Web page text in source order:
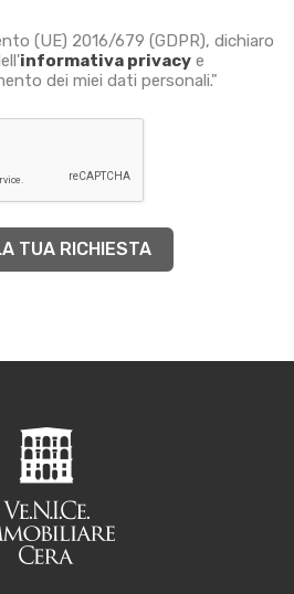
(UE) 2016/679 (GDPR), dichiaro
informativa privacy e
dei miei dati personali."
TUA RICHIESTA